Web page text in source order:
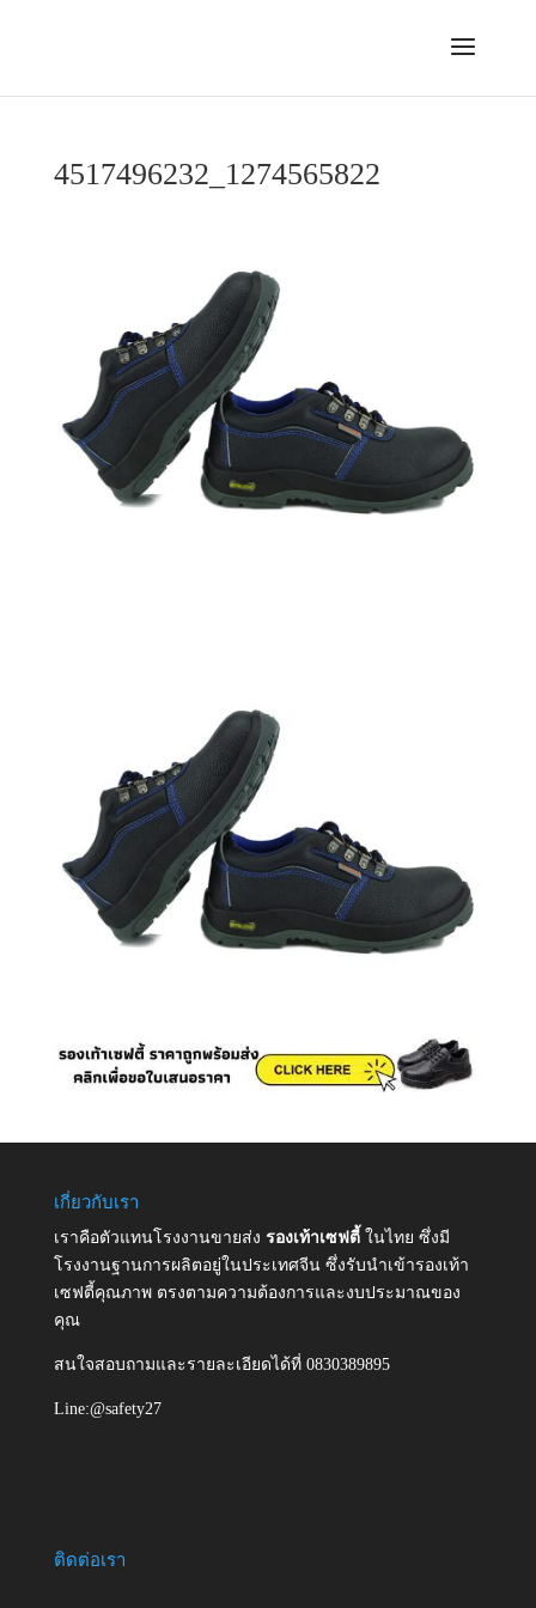
4517496232_1274565822
เกี่ยวกับเรา
เราคือตัวแทนโรงงานขายส่ง รองเท้าเซฟตี้ ในไทย ซึ่งมี
โรงงานฐานการผลิตอยู่ในประเทศจีน ซึ่งรับนำเข้ารองเท้า
เซฟตี้คุณภาพ ตรงตามความต้องการและงบประมาณของ
คุณ
สนใจสอบถามและรายละเอียดได้ที่ 0830389895
Line:@safety27
ติดต่อเรา